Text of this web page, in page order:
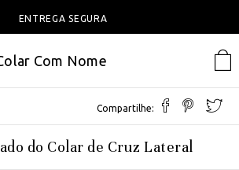
ENTREGA SEGURA
Com Nome
Compartilhe:
do Colar de Cruz Lateral